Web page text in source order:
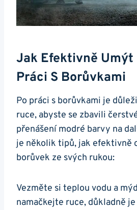
Jak Efektivně Umýt
Práci S Borůvkami
Po práci s borůvkami je
ruce, abyste se zbavili
přenášení modré barvy na
je několik tipů, jak efektivně
borůvek ze svých rukou:
Vezměte si teplou vodu a
namačkejte ruce, důkladně